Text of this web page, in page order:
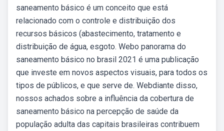
saneamento básico é um conceito que está
relacionado com o controle e distribuição dos
recursos básicos (abastecimento, tratamento e
distribuição de água, esgoto. Webo panorama do
saneamento básico no brasil 2021 é uma publicação
que investe em novos aspectos visuais, para todos os
tipos de públicos, e que serve de. Webdiante disso,
nossos achados sobre a influência da cobertura de
saneamento básico na percepção de saúde da
população adulta das capitais brasileiras contribuem